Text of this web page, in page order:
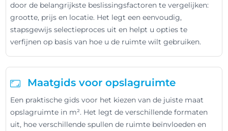
door de belangrijkste beslissingsfactoren te vergelijken:
grootte, prijs en locatie. Het legt een eenvoudig,
stapsgewijs selectieproces uit en helpt u opties te
verfijnen op basis van hoe u de ruimte wilt gebruiken.
Maatgids voor opslagruimte
Een praktische gids voor het kiezen van de juiste maat
opslagruimte in m². Het legt de verschillende formaten
uit, hoe verschillende spullen de ruimte beïnvloeden en